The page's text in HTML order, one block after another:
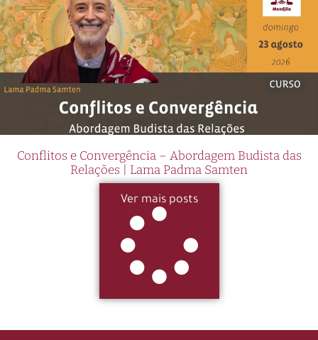
Conflitos e Convergência – Abordagem Budista das
Relações | Lama Padma Samten
Ver mais posts